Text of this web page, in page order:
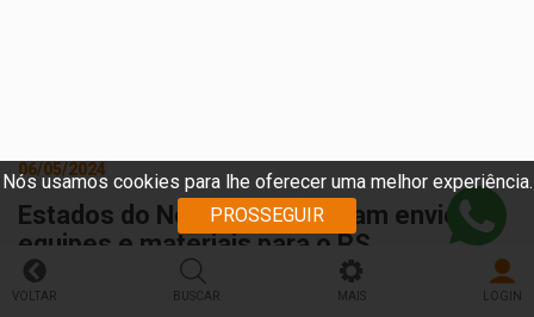
Nós usamos cookies para lhe oferecer uma melhor experiência.
PROSSEGUIR
06/05/2024
Estados do Nordeste anunciam envio de
equipes e materiais para o RS
VOLTAR BUSCAR MAIS LOGIN